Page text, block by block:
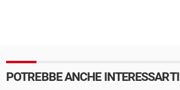
POTREBBE ANCHE INTERESSARTI